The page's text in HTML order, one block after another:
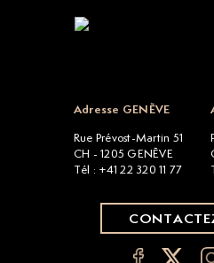
Adresse GENÈVE
Rue Prévost-Martin 51
CH - 1205 GENÈVE
Tél : +41 22 320 11 77